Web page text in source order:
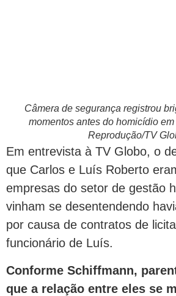
Câmera de segurança registrou
momentos antes do homicídio
Reprodução/TV
Em entrevista à TV Globo, o
que Carlos e Luís Roberto
empresas do setor de gestão
vinham se desentendendo
por causa de contratos de
funcionário de Luís.
Conforme Schiffmann,
que a relação entre eles se